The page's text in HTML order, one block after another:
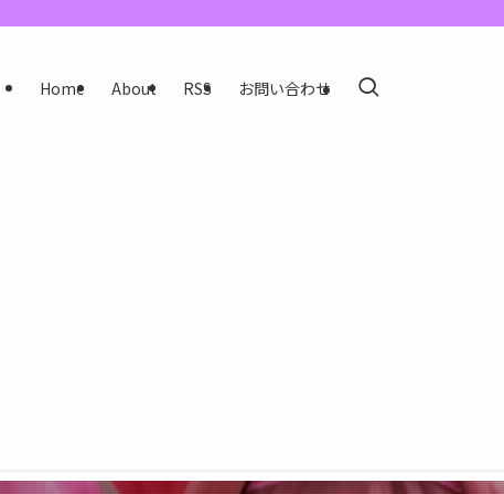
Home About RSS お問い合わせ